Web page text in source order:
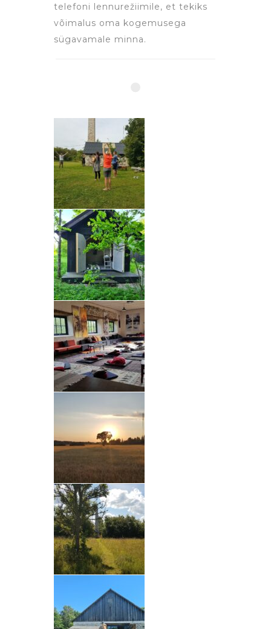
telefoni lennurežiimile, et tekiks
võimalus oma kogemusega
sügavamale minna.